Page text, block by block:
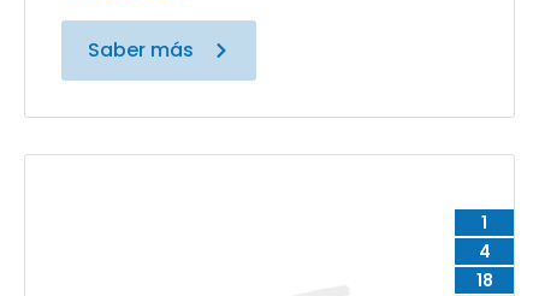
Saber más
1
4
18